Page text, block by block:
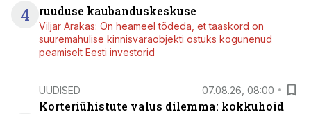
4
ruuduse kaubanduskeskuse
Viljar Arakas: On heameel tõdeda, et taaskord on
suuremahulise kinnisvaraobjekti ostuks kogunenud
peamiselt Eesti investorid
UUDISED 07.08.26, 08:00
Korteriühistute valus dilemma: kokkuhoid